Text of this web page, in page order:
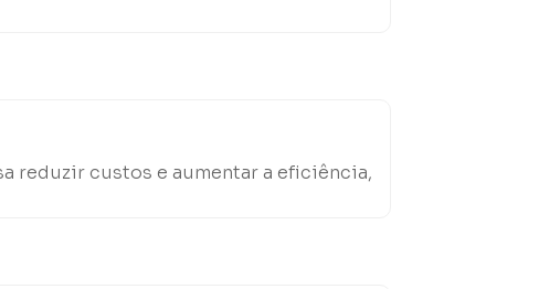
reduzir custos e aumentar a eficiência,